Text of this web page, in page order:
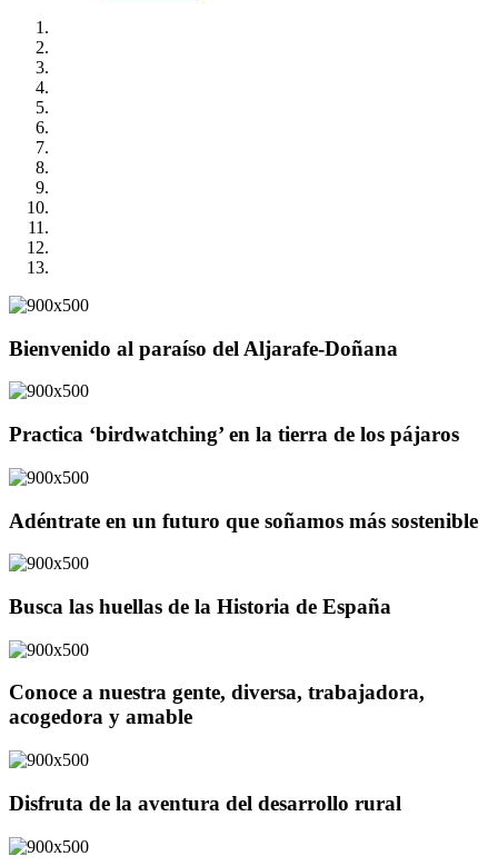
Bienvenido al paraíso del Aljarafe-Doñana
Practica ‘birdwatching’ en la tierra de los pájaros
Adéntrate en un futuro que soñamos más sostenible
Busca las huellas de la Historia de España
Conoce a nuestra gente, diversa, trabajadora,
acogedora y amable
Disfruta de la aventura del desarrollo rural